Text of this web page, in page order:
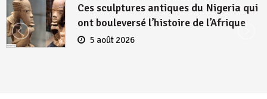
Ces sculptures antiques du Nigeria qui
ont bouleversé l’histoire de l’Afrique
5 août 2026